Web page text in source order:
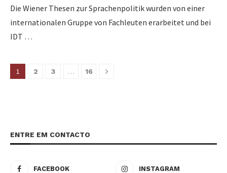
Die Wiener Thesen zur Sprachenpolitik wurden von einer
internationalen Gruppe von Fachleuten erarbeitet und bei
IDT …
1 2 3 … 16
ENTRE EM CONTACTO
FACEBOOK INSTAGRAM